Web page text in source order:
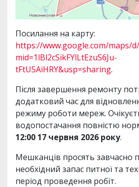
Посилання на карту:
https://www.google.com/maps/
mid=1lBl2cSikFYlLtEzuS6Ju-
tFtU5AiHRY&usp=sharing.
Після завершення ремонту
додатковий час для
режиму роботи мереж.
водопостачання повністю
12:00 17 червня 2026 року.
Мешканців просять завчасно
необхідний запас питної та
період проведення робіт.